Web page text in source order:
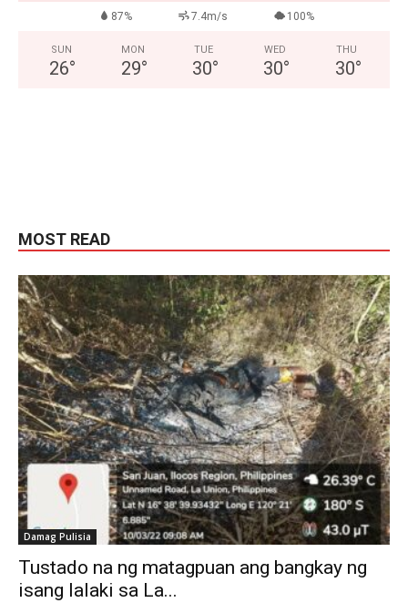
87% 7.4m/s 100%
SUN
26°
MON
29°
TUE
30°
WED
30°
THU
30°
MOST READ
Damag Pulisia
Tustado na ng matagpuan ang bangkay ng
isang lalaki sa La...